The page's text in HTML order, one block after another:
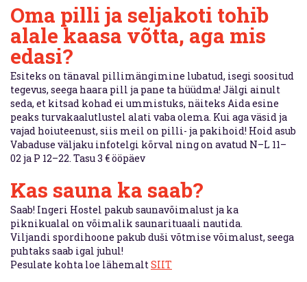
Oma pilli ja seljakoti tohib
alale kaasa võtta, aga mis
edasi?
Esiteks on tänaval pillimängimine lubatud, isegi soositud
tegevus, seega haara pill ja pane ta hüüdma! Jälgi ainult
seda, et kitsad kohad ei ummistuks, näiteks Aida esine
peaks turvakaalutlustel alati vaba olema. Kui aga väsid ja
vajad hoiuteenust, siis meil on pilli- ja pakihoid! Hoid asub
Vabaduse väljaku infotelgi kõrval ning on avatud N–L 11–
02 ja P 12–22. Tasu 3 € ööpäev
Kas sauna ka saab?
Saab! Ingeri Hostel pakub saunavõimalust ja ka
piknikualal on võimalik saunarituaali nautida.
Viljandi spordihoone pakub duši võtmise võimalust, seega
puhtaks saab igal juhul!
Pesulate kohta loe lähemaltSIIT